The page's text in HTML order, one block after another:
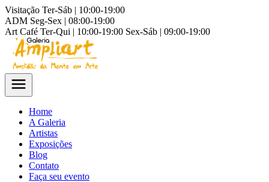
Visitação Ter-Sáb | 10:00-19:00
ADM Seg-Sex | 08:00-19:00
Art Café Ter-Qui | 10:00-19:00 Sex-Sáb | 09:00-19:00
Home
A Galeria
Artistas
Exposições
Blog
Contato
Faça seu evento